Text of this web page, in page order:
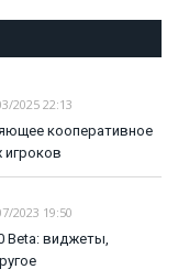
2025 22:13
кооперативное
игроков
2023 19:50
Beta: виджеты,